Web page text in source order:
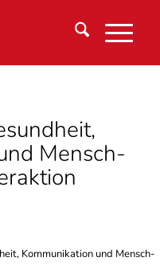
Mensch-
Kommunikation und Mensch-